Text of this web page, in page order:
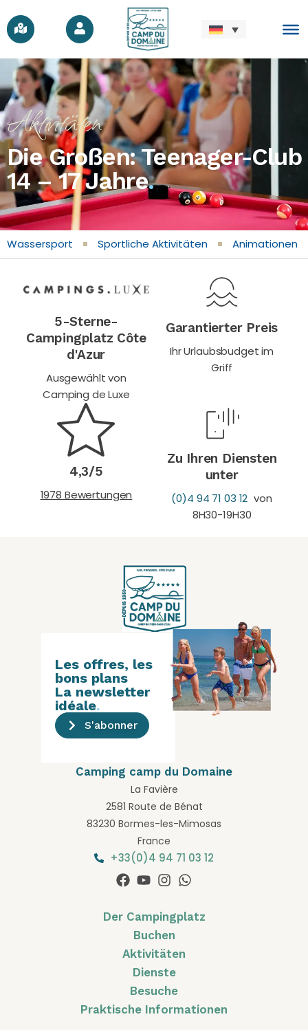
Aktivitäten
Die Großen: Teenager-Club
14 – 17 Jahre.
Wassersport Sportliche Aktivitäten Animationen
5-Sterne-
Campingplatz Côte
d'Azur
Ausgewählt von
Camping de Luxe
Garantierter Preis
Ihr Urlaubsbudget im
Griff
4,3/5
1978 Bewertungen
Zu Ihren Diensten
unter
(0)4 94 71 03 12 von
8H30-19H30
Camping camp du Domaine
La Favière
2581 Route de Bénat
83230 Bormes-les-Mimosas
France
+33(0)4 94 71 03 12
Les offres, les
bons plans
La newsletter
idéale.
S'abonner
Der Campingplatz
Buchen
Aktivitäten
Dienste
Besuche
Praktische Informationen